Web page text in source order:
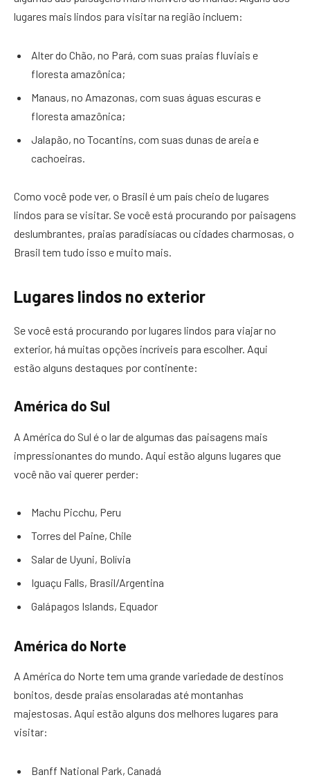
lugares mais lindos para visitar na região incluem:
Alter do Chão, no Pará, com suas praias fluviais e
floresta amazônica;
Manaus, no Amazonas, com suas águas escuras e
floresta amazônica;
Jalapão, no Tocantins, com suas dunas de areia e
cachoeiras.
Como você pode ver, o Brasil é um país cheio de lugares
lindos para se visitar. Se você está procurando por paisagens
deslumbrantes, praias paradisíacas ou cidades charmosas, o
Brasil tem tudo isso e muito mais.
Lugares lindos no exterior
Se você está procurando por lugares lindos para viajar no
exterior, há muitas opções incríveis para escolher. Aqui
estão alguns destaques por continente:
América do Sul
A América do Sul é o lar de algumas das paisagens mais
impressionantes do mundo. Aqui estão alguns lugares que
você não vai querer perder:
Machu Picchu, Peru
Torres del Paine, Chile
Salar de Uyuni, Bolívia
Iguaçu Falls, Brasil/Argentina
Galápagos Islands, Equador
América do Norte
A América do Norte tem uma grande variedade de destinos
bonitos, desde praias ensolaradas até montanhas
majestosas. Aqui estão alguns dos melhores lugares para
visitar:
Banff National Park, Canadá